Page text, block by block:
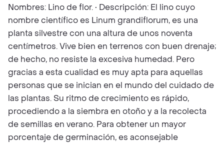
Nombres: Lino de flor. • Descripción: El lino cuyo
nombre científico es Linum grandiflorum, es una
planta silvestre con una altura de unos noventa
centímetros. Vive bien en terrenos con buen drenaje;
de hecho, no resiste la excesiva humedad. Pero
gracias a esta cualidad es muy apta para aquellas
personas que se inician en el mundo del cuidado de
las plantas. Su ritmo de crecimiento es rápido,
procediendo a la siembra en otoño y a la recolecta
de semillas en verano. Para obtener un mayor
porcentaje de germinación, es aconsejable